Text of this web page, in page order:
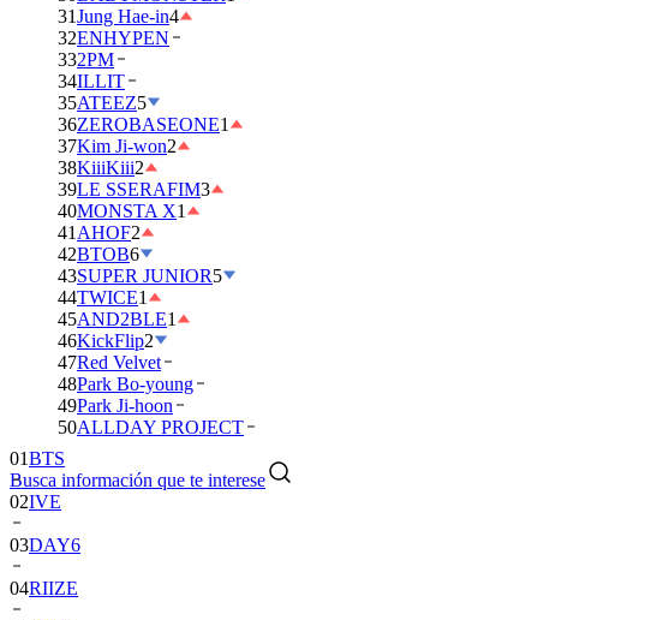
31Jung Hae-in4
32ENHYPEN
332PM
34ILLIT
35ATEEZ5
36ZEROBASEONE1
37Kim Ji-won2
38KiiiKiii2
39LE SSERAFIM3
40MONSTA X1
41 AHOF2
42BTOB6
43SUPER JUNIOR5
44TWICE1
45AND2BLE1
46KickFlip2
47Red Velvet
48Park Bo-young
49Park Ji-hoon
50ALLDAY PROJECT
Busca información que te interese
BTS
02IVE
03DAY6
04RIIZE
05NCT